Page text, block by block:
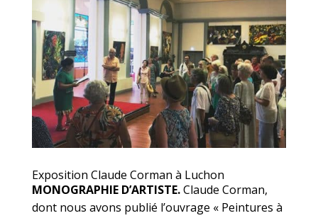
Exposition Claude Corman à Luchon
MONOGRAPHIE D’ARTISTE.Claude Corman,
dont nous avons publié l’ouvrage « Peintures à